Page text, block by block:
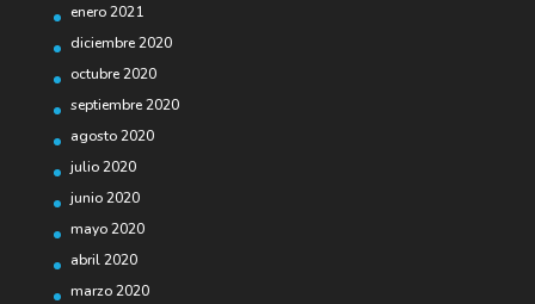
enero 2021
diciembre 2020
octubre 2020
septiembre 2020
agosto 2020
julio 2020
junio 2020
mayo 2020
abril 2020
marzo 2020